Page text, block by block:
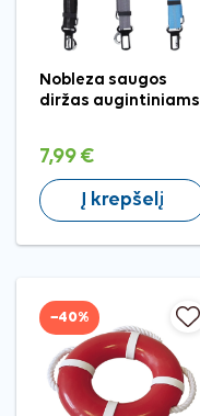
Nobleza saugos
diržas augintiniams
7,99 €
Į krepšelį
−40%